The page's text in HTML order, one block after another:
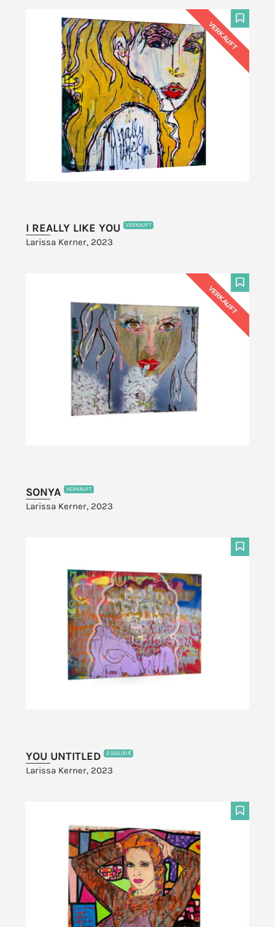
F
VERKAUFT
I REALLY LIKE YOU VERKAUFT
Larissa Kerner, 2023
F
VERKAUFT
SONYA VERKAUFT
Larissa Kerner, 2023
F
YOU UNTITLED 2.500,00 €
Larissa Kerner, 2023
F